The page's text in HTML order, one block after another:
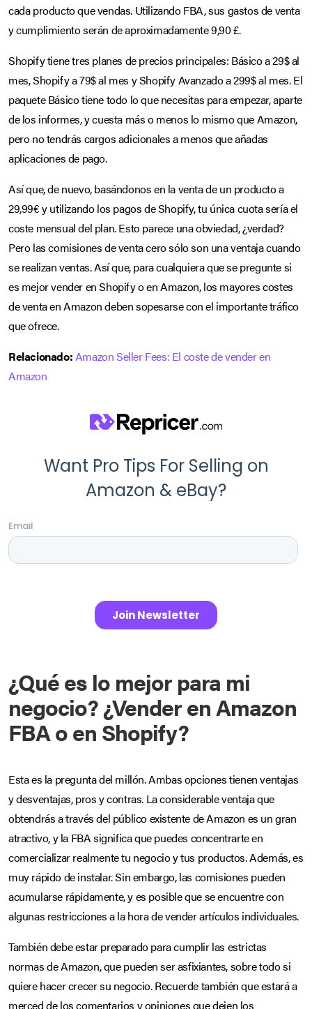
cada producto que vendas. Utilizando FBA, sus gastos de venta
y cumplimiento serán de aproximadamente 9,90 £.
Shopify tiene tres planes de precios principales: Básico a 29$ al
mes, Shopify a 79$ al mes y Shopify Avanzado a 299$ al mes. El
paquete Básico tiene todo lo que necesitas para empezar, aparte
de los informes, y cuesta más o menos lo mismo que Amazon,
pero no tendrás cargos adicionales a menos que añadas
aplicaciones de pago.
Así que, de nuevo, basándonos en la venta de un producto a
29,99€ y utilizando los pagos de Shopify, tu única cuota sería el
coste mensual del plan. Esto parece una obviedad, ¿verdad?
Pero las comisiones de venta cero sólo son una ventaja cuando
se realizan ventas. Así que, para cualquiera que se pregunte si
es mejor vender en Shopify o en Amazon, los mayores costes
de venta en Amazon deben sopesarse con el importante tráfico
que ofrece.
Relacionado:Amazon Seller Fees: El coste de vender en
Amazon
¿Qué es lo mejor para mi
negocio? ¿Vender en Amazon
FBA o en Shopify?
Esta es la pregunta del millón. Ambas opciones tienen ventajas
y desventajas, pros y contras. La considerable ventaja que
obtendrás a través del público existente de Amazon es un gran
atractivo, y la FBA significa que puedes concentrarte en
comercializar realmente tu negocio y tus productos. Además, es
muy rápido de instalar. Sin embargo, las comisiones pueden
acumularse rápidamente, y es posible que se encuentre con
algunas restricciones a la hora de vender artículos individuales.
También debe estar preparado para cumplir las estrictas
normas de Amazon, que pueden ser asfixiantes, sobre todo si
quiere hacer crecer su negocio. Recuerde también que estará a
merced de los comentarios y opiniones que dejen los